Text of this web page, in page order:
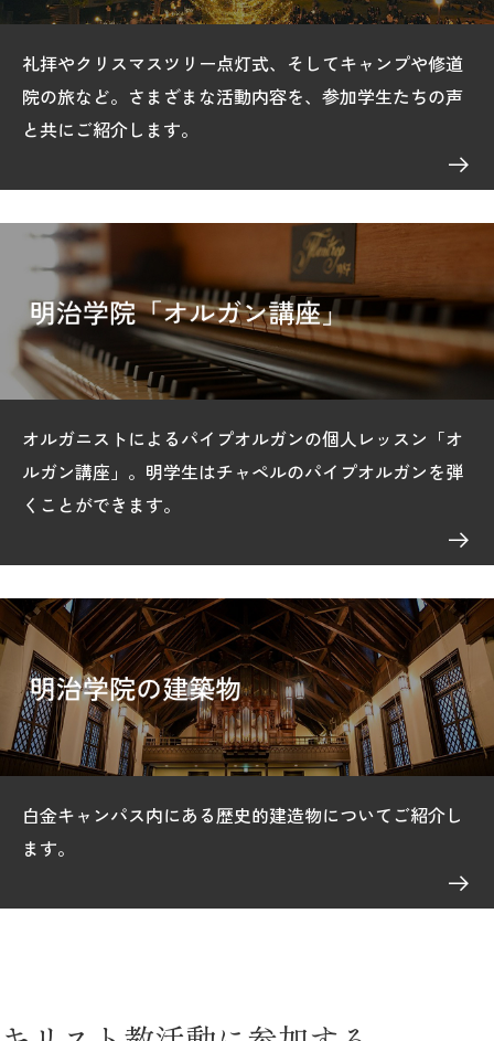
礼拝やクリスマスツリー点灯式、そしてキャンプや修道
院の旅など。さまざまな活動内容を、参加学生たちの声
と共にご紹介します。
オルガニストによるパイプオルガンの個人レッスン「オ
ルガン講座」。明学生はチャペルのパイプオルガンを弾
くことができます。
白金キャンパス内にある歴史的建造物についてご紹介し
ます。